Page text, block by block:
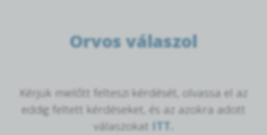
Orvos válaszol
Kérjük mielőtt felteszi kérdését, olvassa el az
eddig feltett kérdéseket, és az azokra adott
válaszokat ITT.